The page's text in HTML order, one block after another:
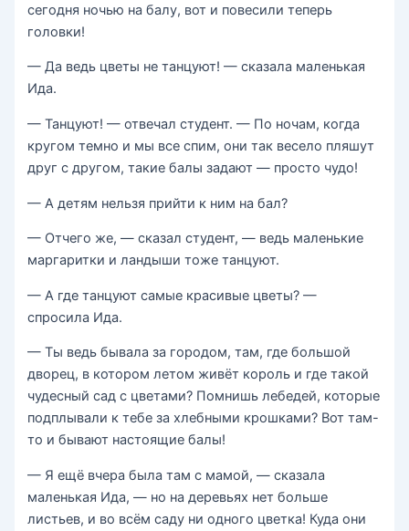
сегодня ночью на балу, вот и повесили теперь
головки!
— Да ведь цветы не танцуют! — сказала маленькая
Ида.
— Танцуют! — отвечал студент. — По ночам, когда
кругом темно и мы все спим, они так весело пляшут
друг с другом, такие балы задают — просто чудо!
— А детям нельзя прийти к ним на бал?
— Отчего же, — сказал студент, — ведь маленькие
маргаритки и ландыши тоже танцуют.
— А где танцуют самые красивые цветы? —
спросила Ида.
— Ты ведь бывала за городом, там, где большой
дворец, в котором летом живёт король и где такой
чудесный сад с цветами? Помнишь лебедей, которые
подплывали к тебе за хлебными крошками? Вот там-
то и бывают настоящие балы!
— Я ещё вчера была там с мамой, — сказала
маленькая Ида, — но на деревьях нет больше
листьев, и во всём саду ни одного цветка! Куда они